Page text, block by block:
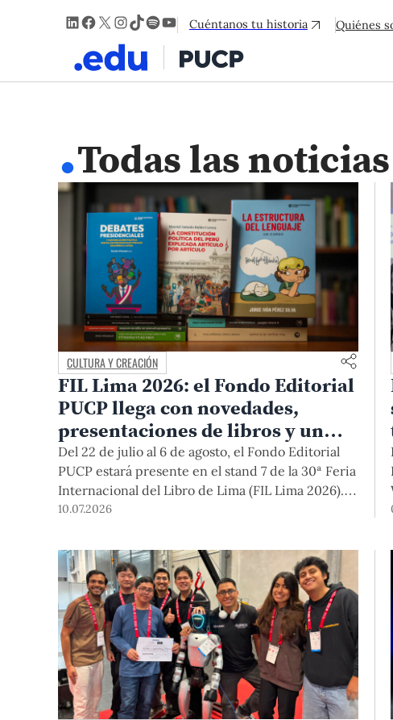
LinkedIn
Facebook
X Instagram
TikTok
Spotify
YouTube
Cuéntanos tu historia Quiénes
.Todas las noticias
CULTURA Y CREACIÓN
FIL Lima 2026: el Fondo Editorial
PUCP llega con novedades,
presentaciones de libros y un
sorteo para sus lectores
Del 22 de julio al 6 de agosto, el Fondo Editorial
PUCP estará presente en el stand 7 de la 30ª Feria
Internacional del Libro de Lima (FIL Lima 2026).
Te invitamos a conocer nuestras novedades
participar en el sorteo de 10 publicaciones y
disfrutar de una de las principales celebraciones
culturales del país.
10.07.2026